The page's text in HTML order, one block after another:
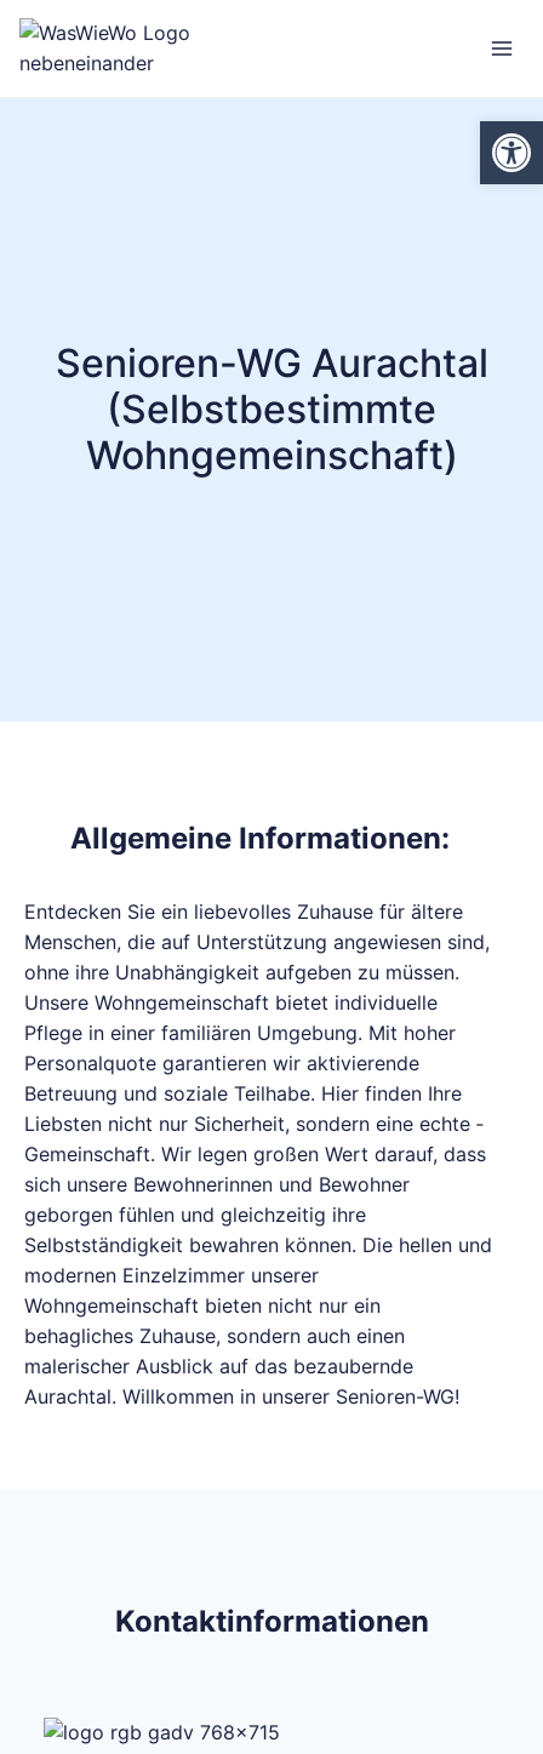
Zum
Inhalt
springen
Senioren-WG Aurachtal
(Selbstbestimmte
Wohngemeinschaft)
Allgemeine Informationen:
Entdecken Sie ein ­liebevolles ­Zuhause für ältere
Menschen, die auf ­Unterstützung ­angewiesen sind,
ohne ihre Unabhängigkeit aufgeben zu müssen.
Unsere Wohngemeinschaft bietet ­individuelle
Pflege in einer ­familiären Umgebung. Mit hoher
Personalquote ­garantieren wir ­aktivierende
Betreuung und ­soziale ­Teilhabe. Hier ­finden Ihre
Liebsten nicht nur ­Sicherheit, ­sondern eine echte ­
Gemeinschaft. Wir legen großen Wert darauf, dass
sich unsere Bewohnerinnen und Bewohner
geborgen fühlen und gleichzeitig ihre
Selbstständigkeit bewahren können. Die hellen und
modernen Einzelzimmer unserer
Wohngemeinschaft bieten nicht nur ein
behagliches Zuhause, sondern auch einen
malerischer Ausblick auf das bezaubernde
Aurachtal. Willkommen in unserer ­Senioren-WG!
Kontaktinformationen